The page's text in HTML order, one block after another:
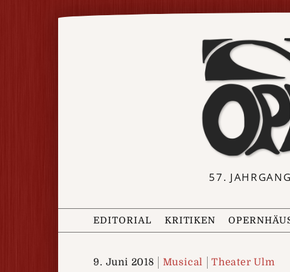
57.
EDITORIAL KRITIKEN
9. Juni 2018 Musical Theater Ulm